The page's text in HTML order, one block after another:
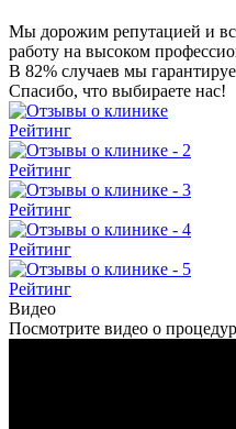
Мы дорожим репутацией и
работу на высоком
В 82% случаев мы
Спасибо, что выбираете нас!
Рейтинг
Рейтинг
Рейтинг
Рейтинг
Рейтинг
Видео
Посмотрите видео о